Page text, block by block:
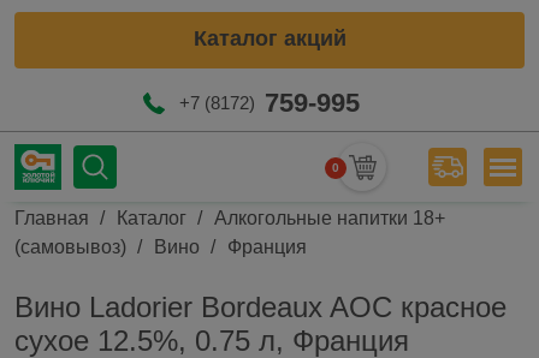
Каталог акций
+7 (8172) 759-995
0 Меню
Строка навигации
Главная Каталог
Алкогольные напитки 18+
(самовывоз)
Вино Франция
Вино Ladorier Bordeaux AOC красное
сухое 12.5%, 0.75 л, Франция